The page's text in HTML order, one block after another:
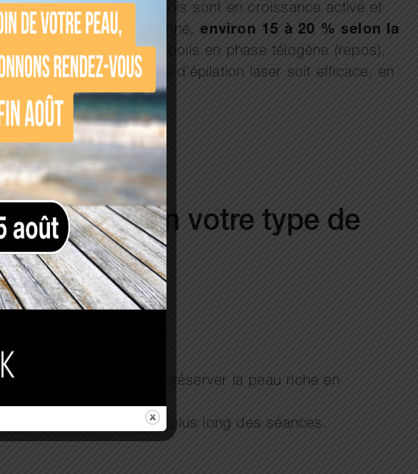
, c’est-à-dire lorsqu’ils sont en croissance active et
poils à un instant donné, environ 15 à 20 % selon la
risquez de traiter des poils en phase télogène (repos),
que chaque séance d’épilation laser soit efficace, en
selon votre type de
type de poils.
des séances.
plus espacé pour préserver la peau riche en
parfois des intervalles plus long des séances.